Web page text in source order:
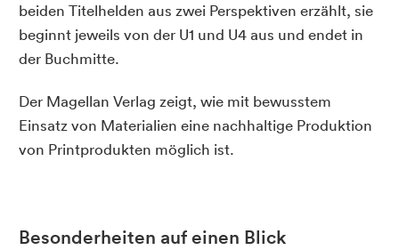
beiden Titelhelden aus zwei Perspektiven erzählt, sie
beginnt jeweils von der U1 und U4 aus und endet in
der Buchmitte.
Der Magellan Verlag zeigt, wie mit bewusstem
Einsatz von Materialien eine nachhaltige Produktion
von Printprodukten möglich ist.
Besonderheiten auf einen Blick